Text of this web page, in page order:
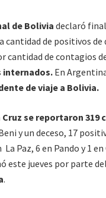
de Boliviadeclaró
de positivos de
cantidad de contagios
internados.En
de viaje a Bolivia.
Cruz se reportaron 319
y un deceso, 17
Paz, 6 en Pando y 1
este jueves por parte del
.